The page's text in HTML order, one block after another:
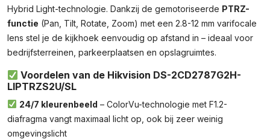
311327028
Aantal
Hybrid Light-technologie. Dankzij de gemotoriseerde PTRZ-
functie (Pan, Tilt, Rotate, Zoom) met een 2.8-12 mm varifocale
lens stel je de kijkhoek eenvoudig op afstand in – ideaal voor
bedrijfsterreinen, parkeerplaatsen en opslagruimtes.
Voordelen van de Hikvision DS-2CD2787G2H-
LIPTRZS2U/SL
24/7 kleurenbeeld – ColorVu-technologie met F1.2-
diafragma vangt maximaal licht op, ook bij zeer weinig
omgevingslicht